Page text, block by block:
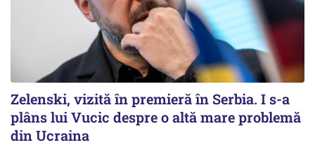
Zelenski, vizită în premieră în Serbia. I s-a
plâns lui Vucic despre o altă mare problemă
din Ucraina